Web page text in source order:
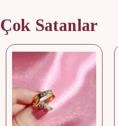
Çok Satanlar